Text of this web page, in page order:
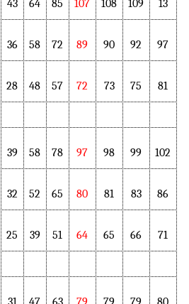
43 64 85 107 108 109 13
36 58 72 89 90 92 97
28 48 57 72 73 75 81
39 58 78 97 98 99 102
32 52 65 80 81 83 86
25 39 51 64 65 66 71